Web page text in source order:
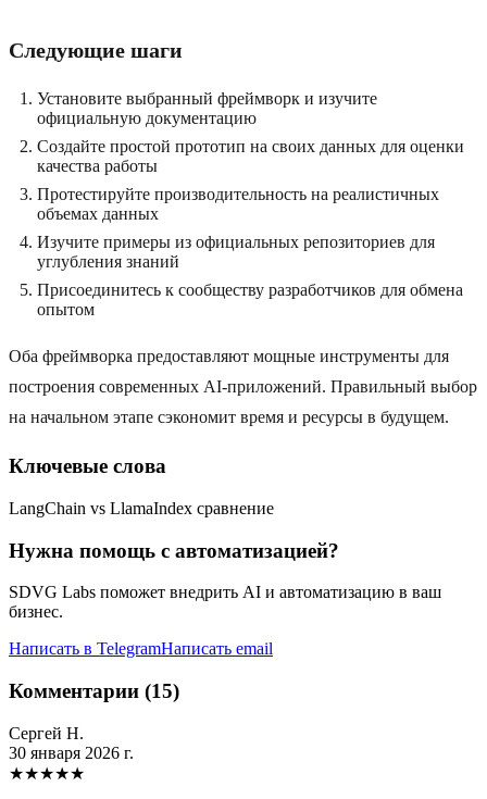
Следующие шаги
Установите выбранный фреймворк и изучите
официальную документацию
Создайте простой прототип на своих данных для оценки
качества работы
Протестируйте производительность на реалистичных
объемах данных
Изучите примеры из официальных репозиториев для
углубления знаний
Присоединитесь к сообществу разработчиков для обмена
опытом
Оба фреймворка предоставляют мощные инструменты для
построения современных AI-приложений. Правильный выбор
на начальном этапе сэкономит время и ресурсы в будущем.
Ключевые слова
LangChain vs LlamaIndex сравнение
Нужна помощь с автоматизацией?
SDVG Labs поможет внедрить AI и автоматизацию в ваш
бизнес.
Написать в TelegramНаписать email
Комментарии (15)
Сергей Н.
30 января 2026 г.
★★★★★